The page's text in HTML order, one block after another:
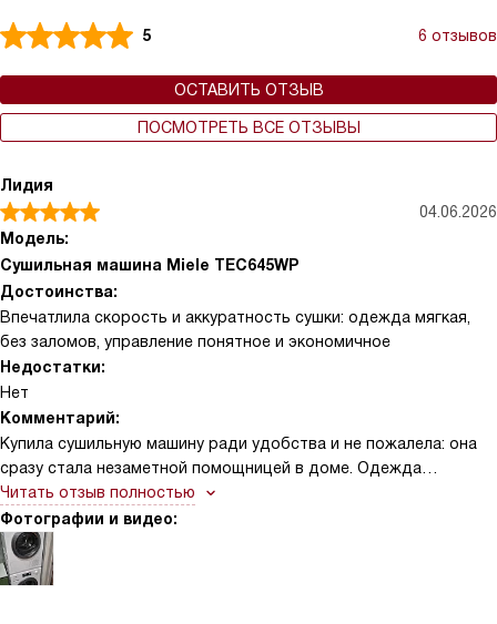
5 6 отзывов
ОСТАВИТЬ ОТЗЫВ
ПОСМОТРЕТЬ ВСЕ ОТЗЫВЫ
Лидия
04.06.2026
Модель:
Сушильная машина Miele TEC645WP
Достоинства:
Впечатлила скорость и аккуратность сушки: одежда мягкая,
без заломов, управление понятное и экономичное
Недостатки:
Нет
Комментарий:
Купила сушильную машину ради удобства и не пожалела: она
сразу стала незаметной помощницей в доме. Одежда
действительно выходит мягкой и аккуратной, вещи не садятся
и не теряют форму, что для меня важно. Пользоваться просто
— интуитивные настройки, не нужно сидеть с инструкцией.
Шум меня почти не беспокоит, можно запускать в вечернее
время, и я спокойно занимаюсь другими делами.
Читать отзыв полностью
Фотографии и видео: